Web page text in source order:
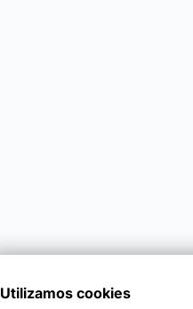
Utilizamos cookies